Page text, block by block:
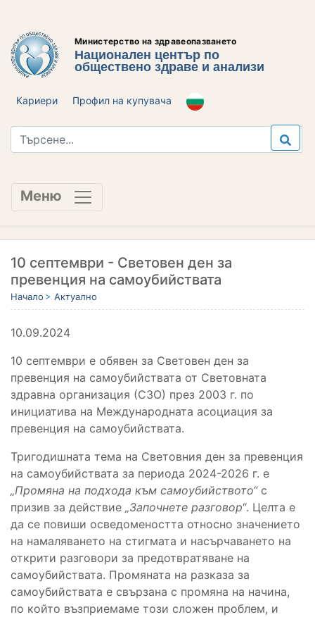
Министерство на здравеопазването
Национален център по
обществено здраве и анализи
Кариери Профил на купувача
Меню
10 септември - Световен ден за
превенция на самоубийствата
Начало Актуално
10.09.2024
10 септември е обявен за Световен ден за
превенция на самоубийствата от Световната
здравна организация (СЗО) през 2003 г. по
инициатива на Международната асоциация за
превенция на самоубийствата.
Тригодишната тема на Световния ден за превенция
на самоубийствата за периода 2024-2026 г. е
„Промяна на подхода към самоубийството“с
призив за действие „Започнете разговор“. Целта е
да се повиши осведомеността относно значението
на намаляването на стигмата и насърчаването на
открити разговори за предотвратяване на
самоубийствата. Промяната на разказа за
самоубийствата е свързана с промяна на начина,
по който възприемаме този сложен проблем, и